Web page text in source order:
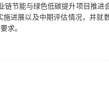
节能与绿色低碳提升项目推进
进展以及中期评估情况，并就
求。